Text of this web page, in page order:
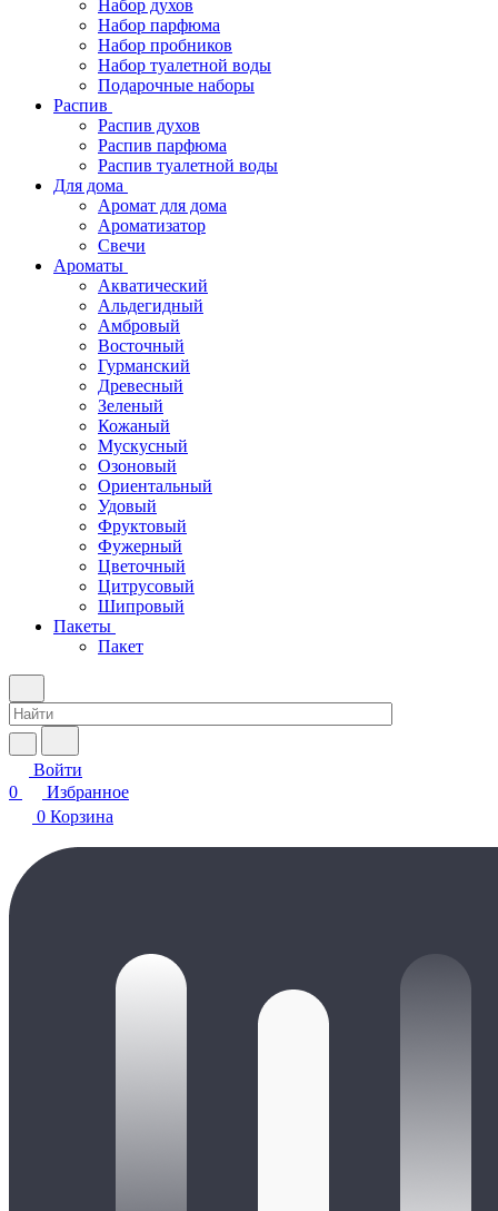
Набор духов
Набор парфюма
Набор пробников
Набор туалетной воды
Подарочные наборы
Распив
Распив духов
Распив парфюма
Распив туалетной воды
Для дома
Аромат для дома
Ароматизатор
Свечи
Ароматы
Акватический
Альдегидный
Амбровый
Восточный
Гурманский
Древесный
Зеленый
Кожаный
Мускусный
Озоновый
Ориентальный
Удовый
Фруктовый
Фужерный
Цветочный
Цитрусовый
Шипровый
Пакеты
Пакет
Войти
0
Избранное
0 Корзина